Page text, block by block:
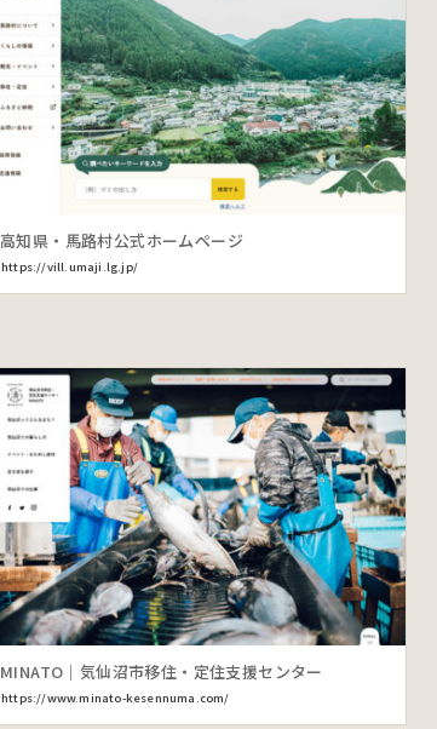
高知県・馬路村公式ホームページ
https://vill.umaji.lg.jp/
MINATO｜気仙沼市移住・定住支援センター
https://www.minato-kesennuma.com/